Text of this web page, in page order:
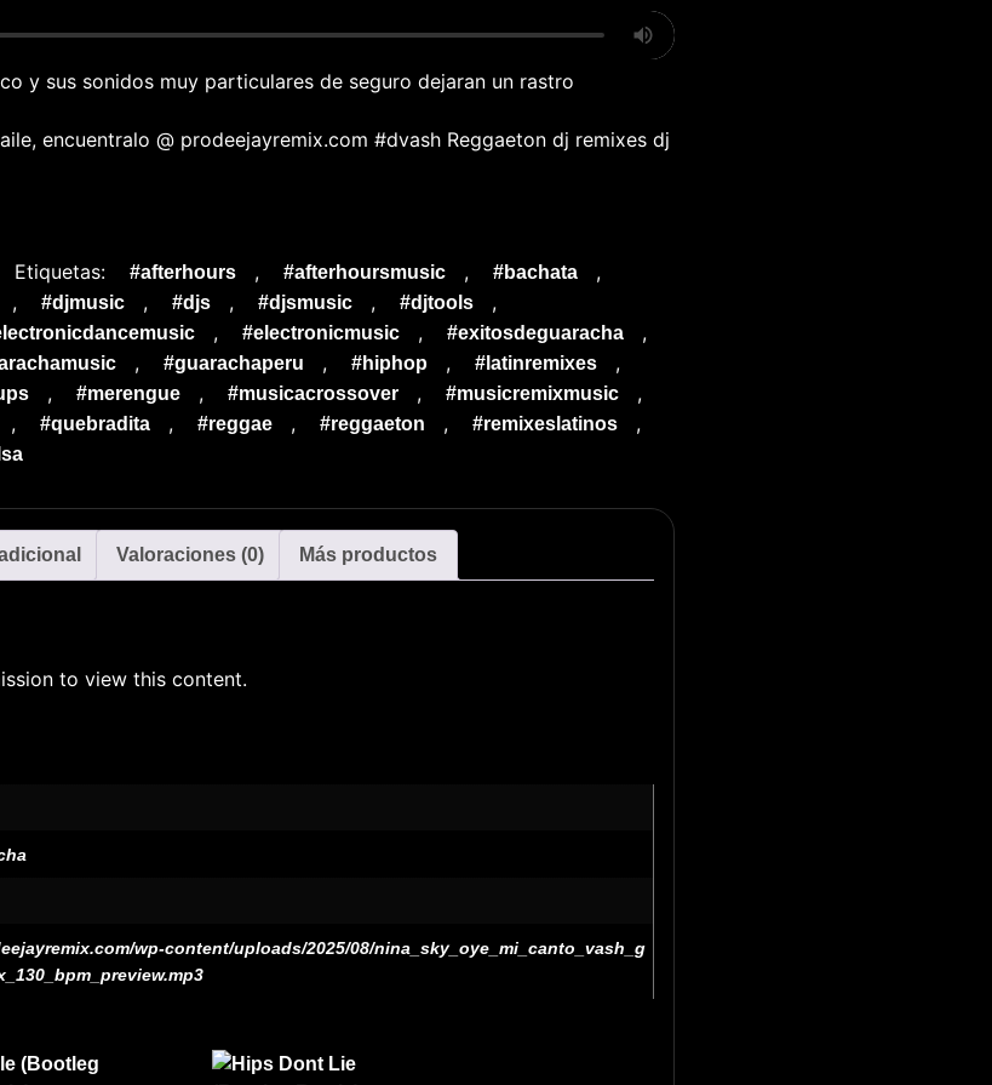
y sus sonidos muy particulares de seguro dejaran un rastro
encuentralo @ prodeejayremix.com #dvash Reggaeton dj remixes dj
Etiquetas: #afterhours , #afterhoursmusic , #bachata ,
, #djmusic , #djs , #djsmusic , #djtools ,
, #electronicmusic , #exitosdeguaracha ,
, #guarachaperu , #hiphop , #latinremixes ,
, #merengue , #musicacrossover , #musicremixmusic ,
, #quebradita , #reggae , #reggaeton , #remixeslatinos ,
Valoraciones (0) Más productos
to view this content.
wp-content/uploads/2025/08/nina_sky_oye_mi_canto_vash_g